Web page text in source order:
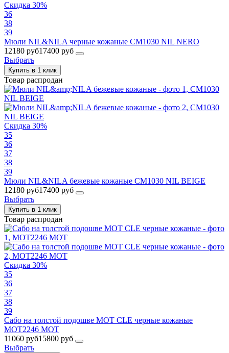
Скидка 30%
36
38
39
Мюли NIL&NILA черные кожаные CM1030 NIL NERO
12180 руб17400 руб
Выбрать
Купить в 1 клик
Товар распродан
Скидка 30%
35
36
37
38
39
Мюли NIL&NILA бежевые кожаные CM1030 NIL BEIGE
12180 руб17400 руб
Выбрать
Купить в 1 клик
Товар распродан
Скидка 30%
35
36
37
38
39
Сабо на толстой подошве MOT CLE черные кожаные
MOT2246 MOT
11060 руб15800 руб
Выбрать